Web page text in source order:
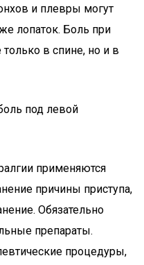
и плевры могут
лопаток. Боль при
в спине, но и в
под левой
применяются
причины приступа,
Обязательно
препараты.
процедуры,